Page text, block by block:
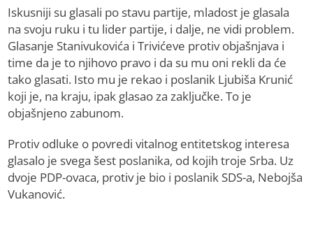
Iskusniji su glasali po stavu partije, mladost je glasala
na svoju ruku i tu lider partije, i dalje, ne vidi problem.
Glasanje Stanivukovića i Trivićeve protiv objašnjava i
time da je to njihovo pravo i da su mu oni rekli da će
tako glasati. Isto mu je rekao i poslanik Ljubiša Krunić
koji je, na kraju, ipak glasao za zaključke. To je
objašnjeno zabunom.
Protiv odluke o povredi vitalnog entitetskog interesa
glasalo je svega šest poslanika, od kojih troje Srba. Uz
dvoje PDP-ovaca, protiv je bio i poslanik SDS-a, Nebojša
Vukanović.